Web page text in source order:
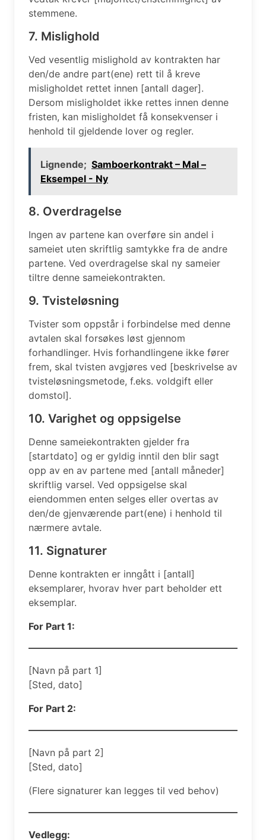
stemmene.
7. Mislighold
Ved vesentlig mislighold av kontrakten har
den/de andre part(ene) rett til å kreve
misligholdet rettet innen [antall dager].
Dersom misligholdet ikke rettes innen denne
fristen, kan misligholdet få konsekvenser i
henhold til gjeldende lover og regler.
Lignende; Samboerkontrakt – Mal –
Eksempel - Ny
8. Overdragelse
Ingen av partene kan overføre sin andel i
sameiet uten skriftlig samtykke fra de andre
partene. Ved overdragelse skal ny sameier
tiltre denne sameiekontrakten.
9. Tvisteløsning
Tvister som oppstår i forbindelse med denne
avtalen skal forsøkes løst gjennom
forhandlinger. Hvis forhandlingene ikke fører
frem, skal tvisten avgjøres ved [beskrivelse av
tvisteløsningsmetode, f.eks. voldgift eller
domstol].
10. Varighet og oppsigelse
Denne sameiekontrakten gjelder fra
[startdato] og er gyldig inntil den blir sagt
opp av en av partene med [antall måneder]
skriftlig varsel. Ved oppsigelse skal
eiendommen enten selges eller overtas av
den/de gjenværende part(ene) i henhold til
nærmere avtale.
11. Signaturer
Denne kontrakten er inngått i [antall]
eksemplarer, hvorav hver part beholder ett
eksemplar.
For Part 1:
[Navn på part 1]
[Sted, dato]
For Part 2:
[Navn på part 2]
[Sted, dato]
(Flere signaturer kan legges til ved behov)
Vedlegg: